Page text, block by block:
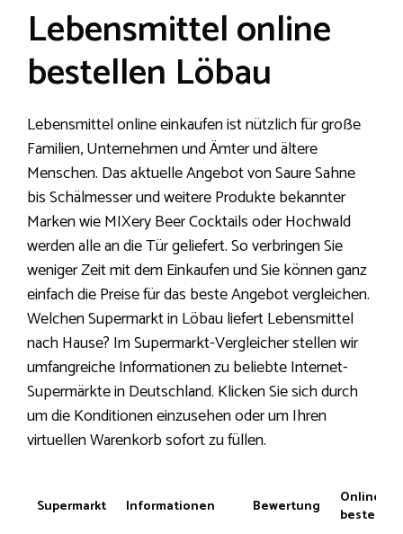
Lebensmittel online
bestellen Löbau
Lebensmittel online einkaufen ist nützlich für große
Familien, Unternehmen und Ämter und ältere
Menschen. Das aktuelle Angebot von Saure Sahne
bis Schälmesser und weitere Produkte bekannter
Marken wie MIXery Beer Cocktails oder Hochwald
werden alle an die Tür geliefert. So verbringen Sie
weniger Zeit mit dem Einkaufen und Sie können ganz
einfach die Preise für das beste Angebot vergleichen.
Welchen Supermarkt in Löbau liefert Lebensmittel
nach Hause? Im Supermarkt-Vergleicher stellen wir
umfangreiche Informationen zu beliebte Internet-
Supermärkte in Deutschland. Klicken Sie sich durch
um die Konditionen einzusehen oder um Ihren
virtuellen Warenkorb sofort zu füllen.
Supermarkt Informationen Bewertung
Online
bestellen